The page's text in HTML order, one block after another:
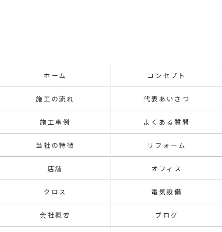
ホーム コンセプト
施工の流れ 代表あいさつ
施工事例 よくある質問
当社の特徴 リフォーム
店舗 オフィス
クロス 電気設備
会社概要 ブログ